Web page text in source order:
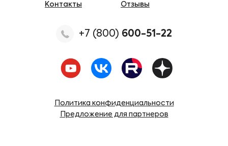
Контакты Отзывы
+7 (800) 600-51-22
Политика конфиденциальности
Предложение для партнеров